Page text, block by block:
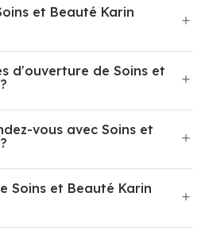
et Beauté Karin
d'ouverture de Soins et
vous avec Soins et
Soins et Beauté Karin